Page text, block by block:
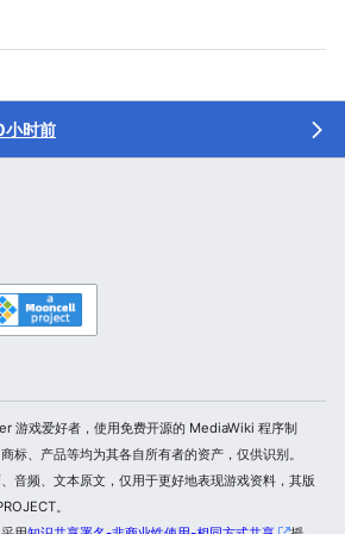
小时前
游戏爱好者，使用免费开源的 MediaWiki 程序制
标、产品等均为其各自所有者的资产，仅供识别。
音频、文本原文，仅用于更好地表现游戏资料，其版
。